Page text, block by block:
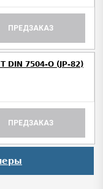
ПРЕДЗАКАЗ
DIN 7504-O (JP-82)
ПРЕДЗАКАЗ